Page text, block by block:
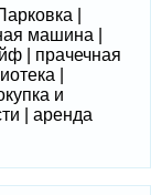
|
машина |
| прачечная
|
и
| аренда